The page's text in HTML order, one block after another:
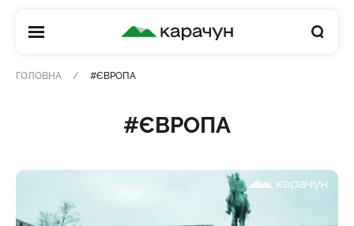
КАРАЧУН
ГОЛОВНА #ЄВРОПА
#ЄВРОПА